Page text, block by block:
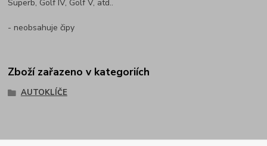
Superb, Golf IV, Golf V, atd..
- neobsahuje čipy
Zboží zařazeno v kategoriích
AUTOKLÍČE